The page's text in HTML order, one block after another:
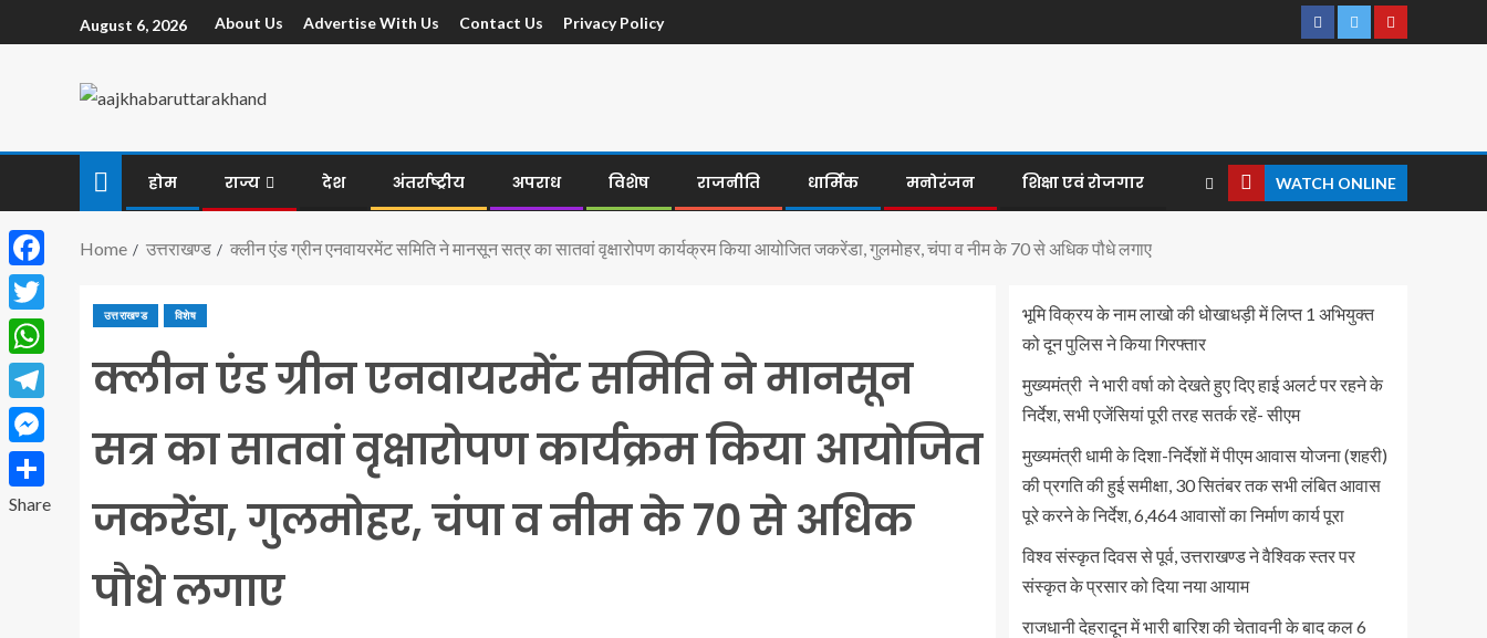
August 6, 2026 About Us Advertise With Us Contact Us Privacy Policy
होम राज्य देश अंतर्राष्ट्रीय अपराध विशेष राजनीति धार्मिक मनोरंजन शिक्षा एवं रोजगार WATCH ONLINE
Home उत्तराखण्ड क्लीन एंड ग्रीन एनवायरमेंट समिति ने मानसून सत्र का सातवां वृक्षारोपण कार्यक्रम किया आयोजित जकरेंडा, गुलमोहर, चंपा व नीम के 70 से अधिक पौधे लगाए
उत्तराखण्ड विशेष
क्लीन एंड ग्रीन एनवायरमेंट समिति ने मानसून
सत्र का सातवां वृक्षारोपण कार्यक्रम किया आयोजित
जकरेंडा, गुलमोहर, चंपा व नीम के 70 से अधिक
पौधे लगाए
भूमि विक्रय के नाम लाखो की धोखाधड़ी में लिप्त 1 अभियुक्त
को दून पुलिस ने किया गिरफ्तार
मुख्यमंत्री ने भारी वर्षा को देखते हुए दिए हाई अलर्ट पर रहने के
निर्देश, सभी एजेंसियां पूरी तरह सतर्क रहें- सीएम
मुख्यमंत्री धामी के दिशा-निर्देशों में पीएम आवास योजना (शहरी)
की प्रगति की हुई समीक्षा, 30 सितंबर तक सभी लंबित आवास
पूरे करने के निर्देश, 6,464 आवासों का निर्माण कार्य पूरा
विश्व संस्कृत दिवस से पूर्व, उत्तराखण्ड ने वैश्विक स्तर पर
संस्कृत के प्रसार को दिया नया आयाम
राजधानी देहरादून में भारी बारिश की चेतावनी के बाद कल 6
Facebook
Twitter
WhatsApp
Telegram
Messenger
Share